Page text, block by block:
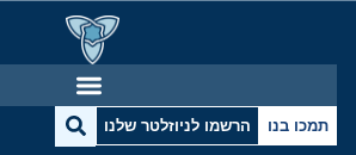
תמכו בנו הרשמו לניוזלטר שלנו